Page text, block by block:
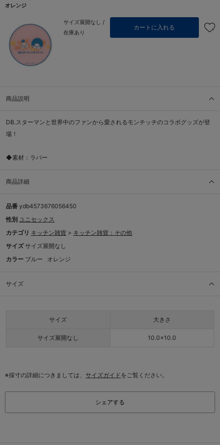
オレンジ
サイズ展開なし /
在庫あり
カートに入れる
商品説明
DB.スターマンと世界中のファンから愛されるモンチッチのコラボグッズが登
場！
◆素材：ラバー
商品詳細
品番 ydb4573676056450
性別 ユニセックス
カテゴリ キッチン雑貨 > キッチン雑貨：その他
サイズ サイズ展開なし
カラー ブルー オレンジ
サイズ
サイズ 大きさ
サイズ展開なし 10.0×10.0
※採寸の詳細につきましては、 サイズガイドをご覧ください。
シェアする